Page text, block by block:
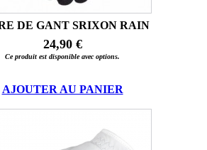
DE GANT SRIXON RAIN
24,90 €
Ce produit est disponible avec options.
AJOUTER AU PANIER